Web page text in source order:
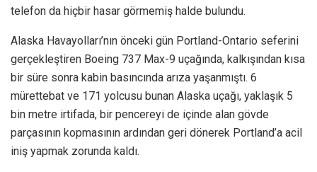
telefon da hiçbir hasar görmemiş halde bulundu.
Alaska Havayolları’nın önceki gün Portland-Ontario seferini
gerçekleştiren Boeing 737 Max-9 uçağında, kalkışından kısa
bir süre sonra kabin basıncında arıza yaşanmıştı. 6
mürettebat ve 171 yolcusu bunan Alaska uçağı, yaklaşık 5
bin metre irtifada, bir pencereyi de içinde alan gövde
parçasının kopmasının ardından geri dönerek Portland’a acil
iniş yapmak zorunda kaldı.